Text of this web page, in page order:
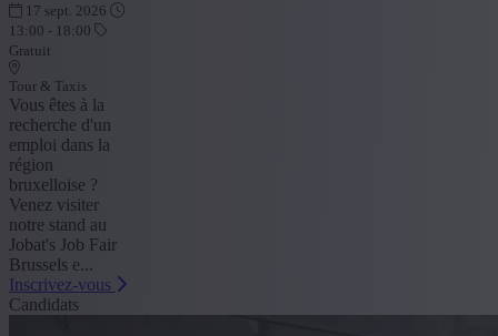
17 sept. 2026
13:00 - 18:00
Gratuit
Tour & Taxis
Vous êtes à la
recherche d'un
emploi dans la
région
bruxelloise ?
Venez visiter
notre stand au
Jobat's Job Fair
Brussels e...
Inscrivez-vous
Candidats